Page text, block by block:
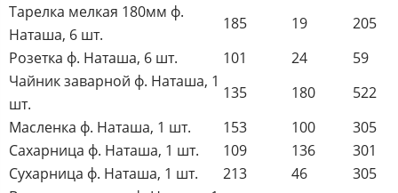
Тарелка мелкая 180мм ф.
Наташа, 6 шт.
185 19
205
Розетка ф. Наташа, 6 шт.
101 24
59
Чайник заварной ф. Наташа, 1
шт.
135 180
522
Масленка ф. Наташа, 1 шт.
153 100
305
Сахарница ф. Наташа, 1 шт.
109 136
301
Сухарница ф. Наташа, 1 шт.
213 46
305